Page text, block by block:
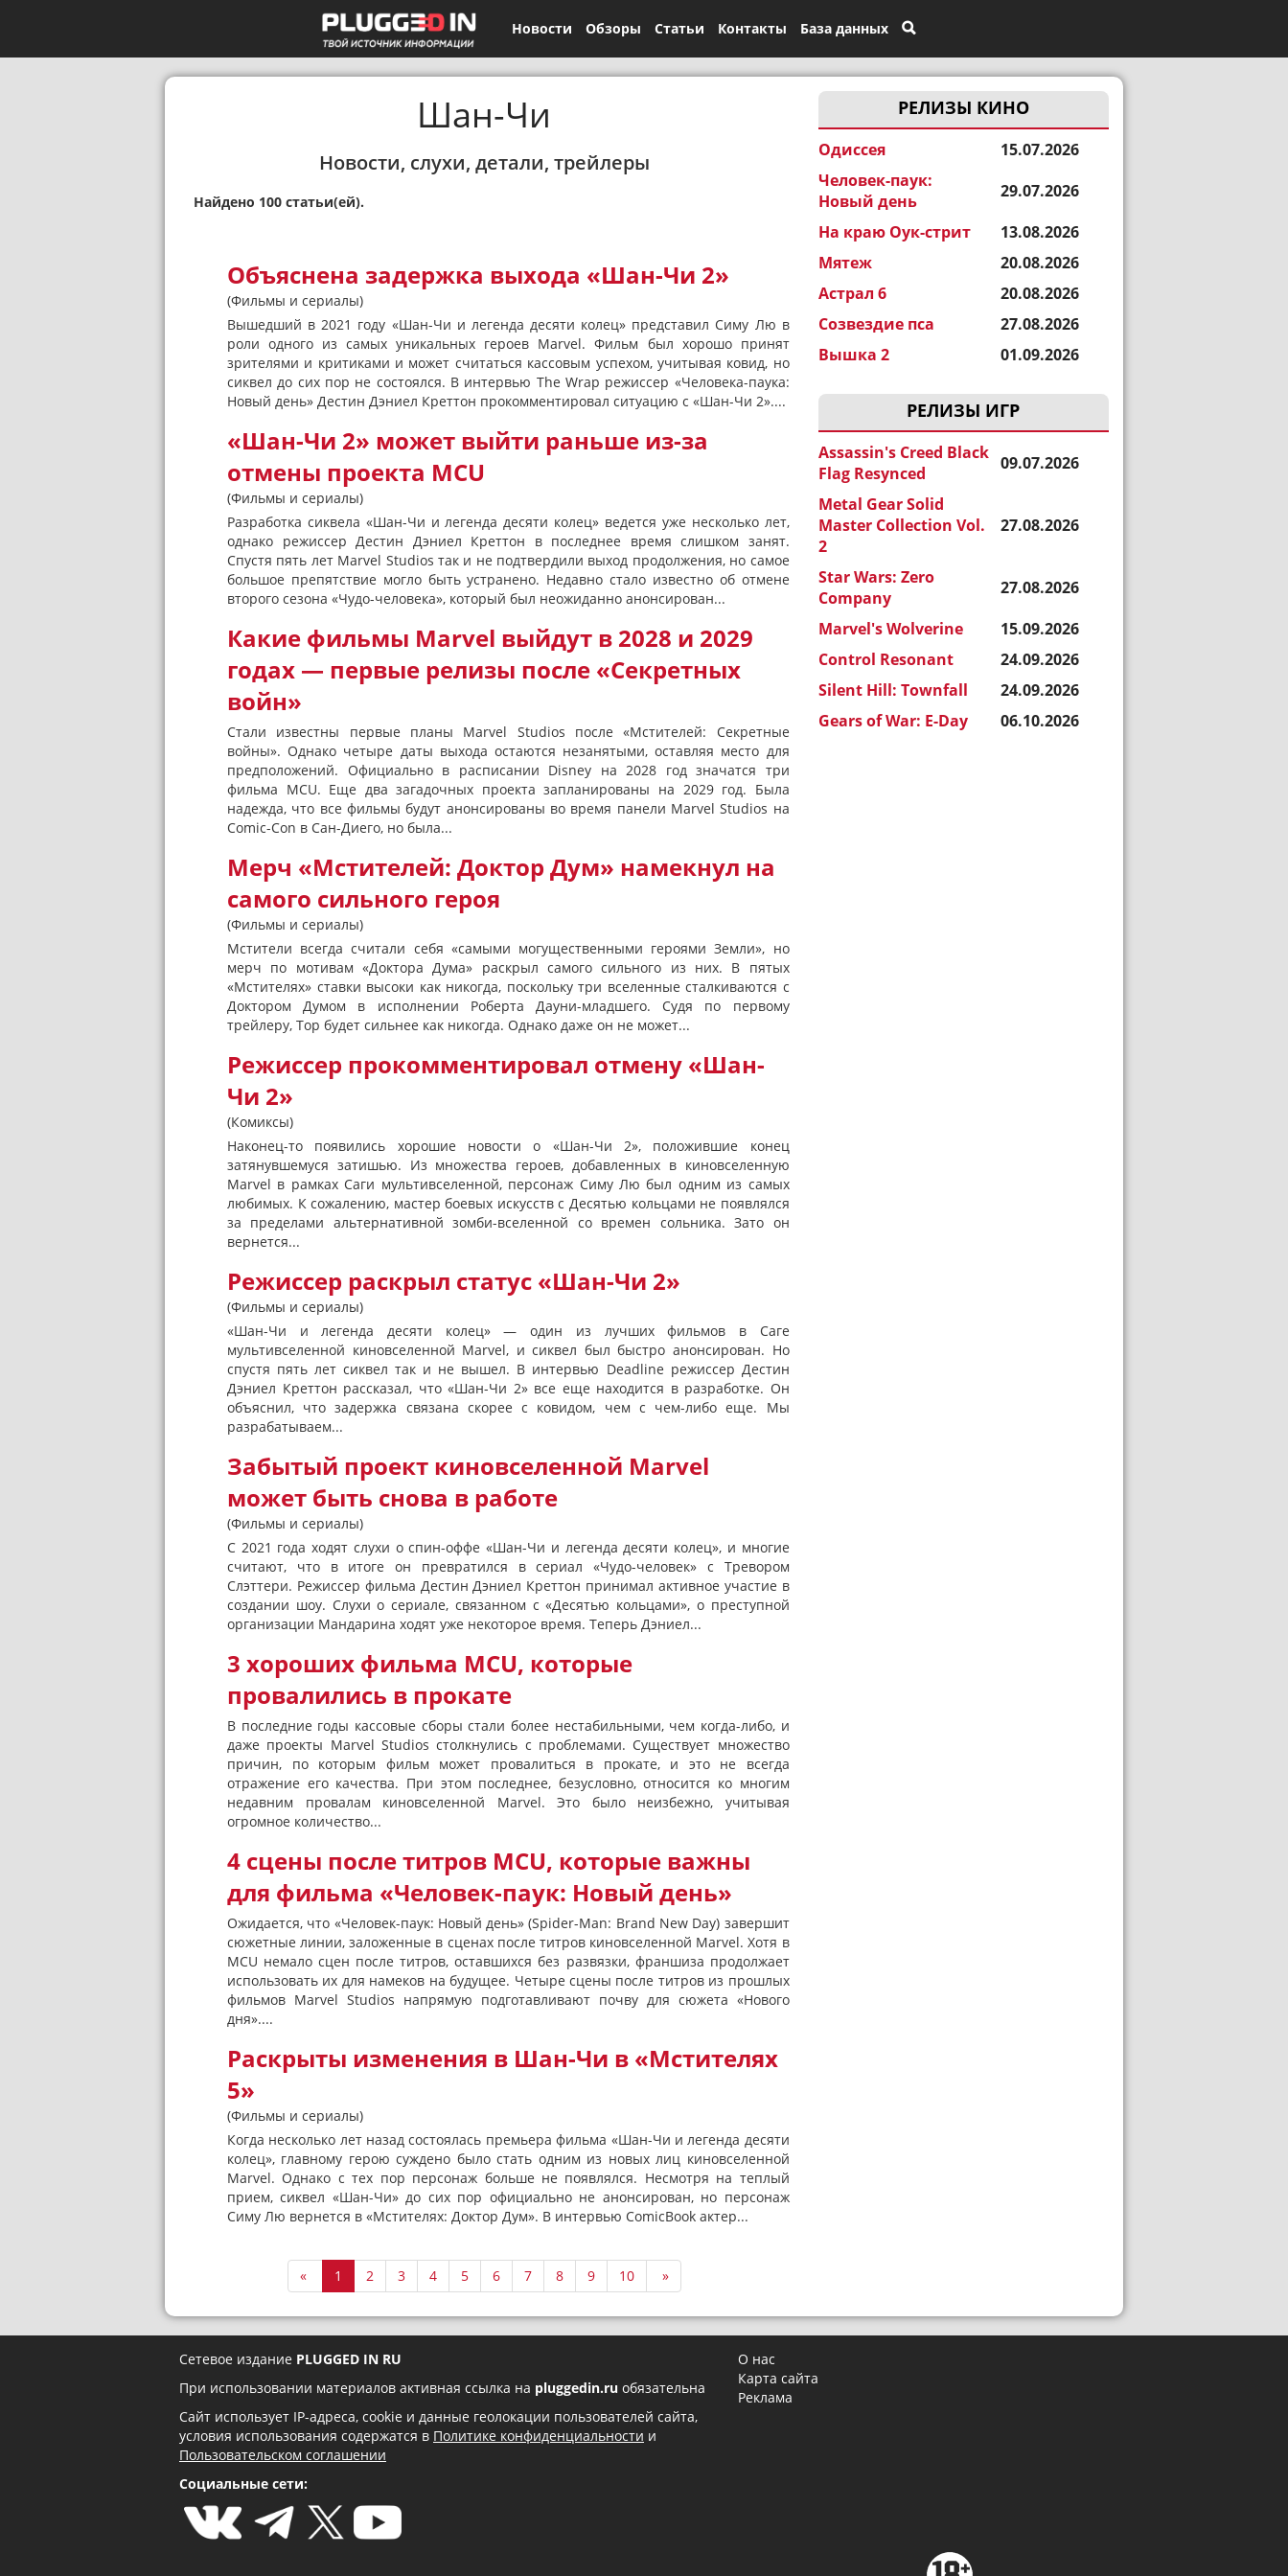
Новости Обзоры Статьи Контакты База данных
РЕЛИЗЫ КИНО
Одиссея
15.07.2026
Человек-паук:
Новый день
29.07.2026
На краю Оук-стрит
13.08.2026
Мятеж
20.08.2026
Астрал 6
20.08.2026
Созвездие пса
27.08.2026
Вышка 2
01.09.2026
РЕЛИЗЫ ИГР
Assassin's Creed Black
Flag Resynced
09.07.2026
Metal Gear Solid
Master Collection Vol.
2
27.08.2026
Star Wars: Zero
Company
27.08.2026
Marvel's Wolverine
15.09.2026
Control Resonant
24.09.2026
Silent Hill: Townfall
24.09.2026
Gears of War: E-Day
06.10.2026
Шан-Чи
Новости, слухи, детали, трейлеры
Найдено 100 статьи(ей).
Объяснена задержка выхода «Шан-Чи 2»
(Фильмы и сериалы)
Вышедший в 2021 году «Шан-Чи и легенда десяти колец» представил Симу Лю в
роли одного из самых уникальных героев Marvel. Фильм был хорошо принят
зрителями и критиками и может считаться кассовым успехом, учитывая ковид, но
сиквел до сих пор не состоялся. В интервью The Wrap режиссер «Человека-паука:
Новый день» Дестин Дэниел Креттон прокомментировал ситуацию с «Шан-Чи 2»....
«Шан-Чи 2» может выйти раньше из-за
отмены проекта MCU
(Фильмы и сериалы)
Разработка сиквела «Шан-Чи и легенда десяти колец» ведется уже несколько лет,
однако режиссер Дестин Дэниел Креттон в последнее время слишком занят.
Спустя пять лет Marvel Studios так и не подтвердили выход продолжения, но самое
большое препятствие могло быть устранено. Недавно стало известно об отмене
второго сезона «Чудо-человека», который был неожиданно анонсирован...
Какие фильмы Marvel выйдут в 2028 и 2029
годах — первые релизы после «Секретных
войн»
Стали известны первые планы Marvel Studios после «Мстителей: Секретные
войны». Однако четыре даты выхода остаются незанятыми, оставляя место для
предположений. Официально в расписании Disney на 2028 год значатся три
фильма MCU. Еще два загадочных проекта запланированы на 2029 год. Была
надежда, что все фильмы будут анонсированы во время панели Marvel Studios на
Comic-Con в Сан-Диего, но была...
Мерч «Мстителей: Доктор Дум» намекнул на
самого сильного героя
(Фильмы и сериалы)
Мстители всегда считали себя «самыми могущественными героями Земли», но
мерч по мотивам «Доктора Дума» раскрыл самого сильного из них. В пятых
«Мстителях» ставки высоки как никогда, поскольку три вселенные сталкиваются с
Доктором Думом в исполнении Роберта Дауни-младшего. Судя по первому
трейлеру, Тор будет сильнее как никогда. Однако даже он не может...
Режиссер прокомментировал отмену «Шан-
Чи 2»
(Комиксы)
Наконец-то появились хорошие новости о «Шан-Чи 2», положившие конец
затянувшемуся затишью. Из множества героев, добавленных в киновселенную
Marvel в рамках Саги мультивселенной, персонаж Симу Лю был одним из самых
любимых. К сожалению, мастер боевых искусств с Десятью кольцами не появлялся
за пределами альтернативной зомби-вселенной со времен сольника. Зато он
вернется...
Режиссер раскрыл статус «Шан-Чи 2»
(Фильмы и сериалы)
«Шан-Чи и легенда десяти колец» — один из лучших фильмов в Саге
мультивселенной киновселенной Marvel, и сиквел был быстро анонсирован. Но
спустя пять лет сиквел так и не вышел. В интервью Deadline режиссер Дестин
Дэниел Креттон рассказал, что «Шан-Чи 2» все еще находится в разработке. Он
объяснил, что задержка связана скорее с ковидом, чем с чем-либо еще. Мы
разрабатываем...
Забытый проект киновселенной Marvel
может быть снова в работе
(Фильмы и сериалы)
С 2021 года ходят слухи о спин-оффе «Шан-Чи и легенда десяти колец», и многие
считают, что в итоге он превратился в сериал «Чудо-человек» c Тревором
Слэттери. Режиссер фильма Дестин Дэниел Креттон принимал активное участие в
создании шоу. Слухи о сериале, связанном с «Десятью кольцами», о преступной
организации Мандарина ходят уже некоторое время. Теперь Дэниел...
3 хороших фильма MCU, которые
провалились в прокате
В последние годы кассовые сборы стали более нестабильными, чем когда-либо, и
даже проекты Marvel Studios столкнулись с проблемами. Существует множество
причин, по которым фильм может провалиться в прокате, и это не всегда
отражение его качества. При этом последнее, безусловно, относится ко многим
недавним провалам киновселенной Marvel. Это было неизбежно, учитывая
огромное количество...
4 сцены после титров MCU, которые важны
для фильма «Человек-паук: Новый день»
Ожидается, что «Человек-паук: Новый день» (Spider-Man: Brand New Day) завершит
сюжетные линии, заложенные в сценах после титров киновселенной Marvel. Хотя в
MCU немало сцен после титров, оставшихся без развязки, франшиза продолжает
использовать их для намеков на будущее. Четыре сцены после титров из прошлых
фильмов Marvel Studios напрямую подготавливают почву для сюжета «Нового
дня»....
Раскрыты изменения в Шан-Чи в «Мстителях
5»
(Фильмы и сериалы)
Когда несколько лет назад состоялась премьера фильма «Шан-Чи и легенда десяти
колец», главному герою суждено было стать одним из новых лиц киновселенной
Marvel. Однако с тех пор персонаж больше не появлялся. Несмотря на теплый
прием, сиквел «Шан-Чи» до сих пор официально не анонсирован, но персонаж
Симу Лю вернется в «Мстителях: Доктор Дум». В интервью ComicBook актер...
« 1 2 3 4 5 6 7 8 9 10 »
Сетевое издание PLUGGED IN RU
При использовании материалов активная ссылка на pluggedin.ru обязательна
Сайт использует IP-адреса, cookie и данные геолокации пользователей сайта,
условия использования содержатся в Политике конфиденциальности и
Пользовательском соглашении
Социальные сети:
О нас
Карта сайта
Реклама